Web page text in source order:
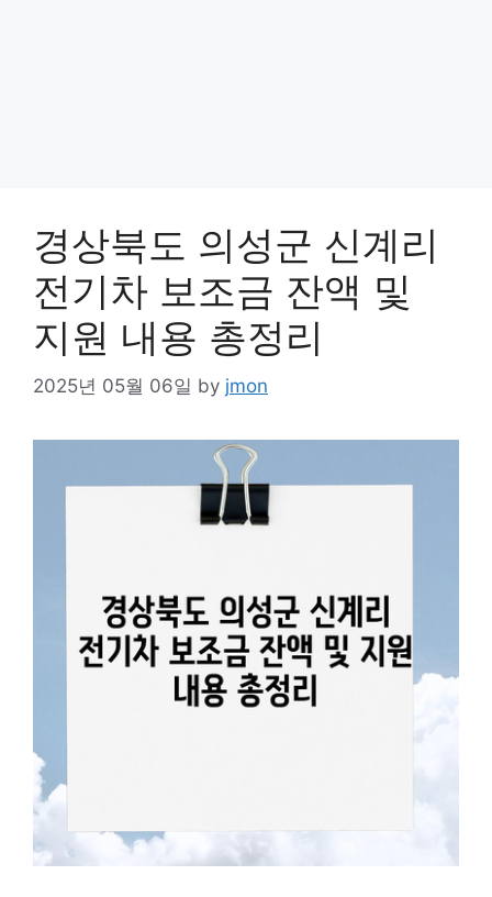
경상북도 의성군 신계리
전기차 보조금 잔액 및
지원 내용 총정리
2025년 05월 06일 by jmon